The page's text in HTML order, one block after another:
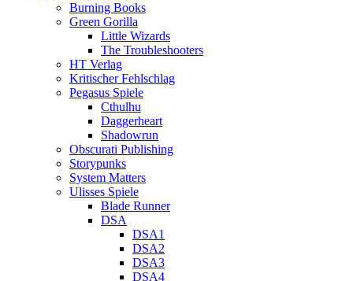
Burning Books
Green Gorilla
Little Wizards
The Troubleshooters
HT Verlag
Kritischer Fehlschlag
Pegasus Spiele
Cthulhu
Daggerheart
Shadowrun
Obscurati Publishing
Storypunks
System Matters
Ulisses Spiele
Blade Runner
DSA
DSA1
DSA2
DSA3
DSA4